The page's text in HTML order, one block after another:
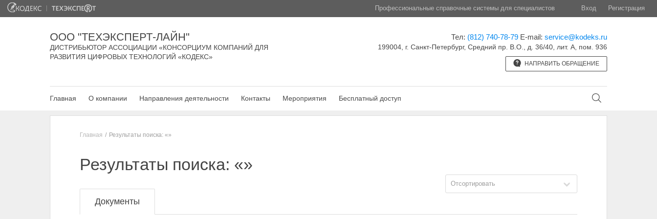
Профессиональные справочные системы для специалистов Вход Регистрация
ООО "ТЕХЭКСПЕРТ-ЛАЙН"
ДИСТРИБЬЮТОР АССОЦИАЦИИ «КОНСОРЦИУМ КОМПАНИЙ ДЛЯ
РАЗВИТИЯ ЦИФРОВЫХ ТЕХНОЛОГИЙ «КОДЕКС»
Тел: (812) 740-78-79 E-mail: service@kodeks.ru
199004, г. Санкт-Петербург, Средний пр. В.О., д. 36/40, лит. А, пом. 936
НАПРАВИТЬ ОБРАЩЕНИЕ
Главная О компании Направления деятельности Контакты Мероприятия Бесплатный доступ
Главная Результаты поиска: «»
Результаты поиска: «»
Документы
Отсортировать